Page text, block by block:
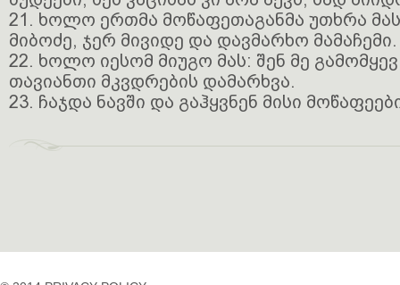
21. ხოლო ერთმა მოწაფეთაგანმა უთხრა
მიბოძე, ჯერ მივიდე და დავმარხო მამაჩემი.
22. ხოლო იესომ მიუგო მას: შენ მე
თავიანთი მკვდრების დამარხვა.
23. ჩაჯდა ნავში და გაჰყვნენ მისი